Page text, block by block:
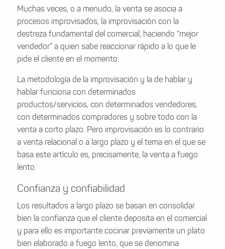
Muchas veces, o a menudo, la venta se asocia a
procesos improvisados, la improvisación con la
destreza fundamental del comercial, haciendo “mejor
vendedor” a quien sabe reaccionar rápido a lo que le
pide el cliente en el momento.
La metodología de la improvisación y la de hablar y
hablar funciona con determinados
productos/servicios, con determinados vendedores,
con determinados compradores y sobre todo con la
venta a corto plazo. Pero improvisación es lo contrario
a venta relacional o a largo plazo y el tema en el que se
basa este artículo es, precisamente, la venta a fuego
lento.
Confianza y confiabilidad
Los resultados a largo plazo se basan en consolidar
bien la confianza que el cliente deposita en el comercial
y para ello es importante cocinar previamente un plato
bien elaborado a fuego lento, que se denomina